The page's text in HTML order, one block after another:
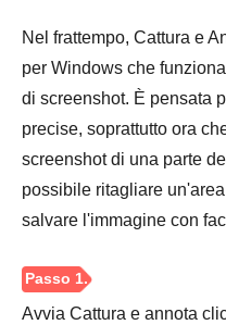
Nel frattempo, Cattura e
per Windows che
di screenshot. È pensata
precise, soprattutto ora
screenshot di una parte
possibile ritagliare
salvare l'immagine con
Avvia Cattura e annota